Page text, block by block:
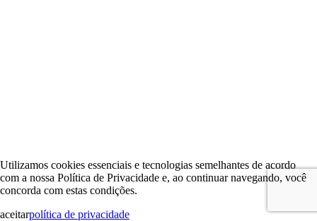
Utilizamos cookies essenciais e tecnologias semelhantes de acordo
com a nossa Política de Privacidade e, ao continuar navegando, você
concorda com estas condições.
aceitarpolítica de privacidade